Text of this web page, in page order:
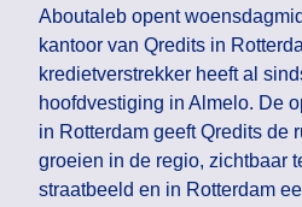
Aboutaleb opent
kantoor van Qredits in
kredietverstrekker heeft al
hoofdvestiging in Almelo. De
in Rotterdam geeft Qredits de
groeien in de regio, zichtbaar
straatbeeld en in Rotterdam